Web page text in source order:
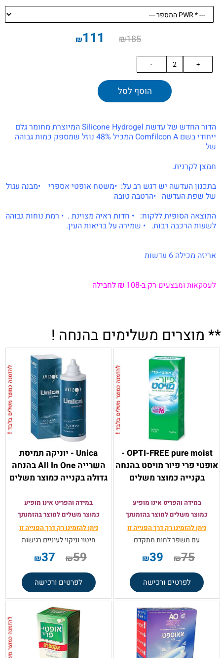
₪185
₪111
הוסף לסל
הדור החדש של עדשת Silicone Hydrogel המיוצרת מחומר גלם
ייחודי בשם Comfilcon A המכיל 48% נוזל שמספק כמות גבוהה
של
חמצן לקרנית.
בתכנון העדשה יש דגש רב על: •משטח אופטי אספרי •מבנה עגול
של שפת העדשה •הרטבה טובה
התוצאה הסופית ללקוח: • חדות ראיה מצוינת . • רמת נוחות גבוהה
לשעות הרכבה רבות. • שמירה על בריאות העין.
אריזה מכילה 6 עדשות
לעסקאות ומבצעים רק ב-108 ₪ לחבילה
** מוצרים משלימים בהנחה !
OPTI-FREE pure moist -
אופטי פרי פיור מויסט בהנחה
בקנייה כמוצר משלים
במידה והפריט אינו מופיע
כמוצר משלים למוצר בהזמנתך
ניתן להזמינו רק דרך הפנייה זו
עם משפר לחות מתקדם
₪75
₪39
לפרטים ורכישה
Unica - יוניקה תמיסת
השרייה All In One בהנחה
גדולה בקנייה כמוצר משלים
במידה והפריט אינו מופיע
כמוצר משלים למוצר בהזמנתך
ניתן להזמינו רק דרך הפנייה זו
חיטוי וניקוי לעיניים רגישות
₪59
₪37
לפרטים ורכישה